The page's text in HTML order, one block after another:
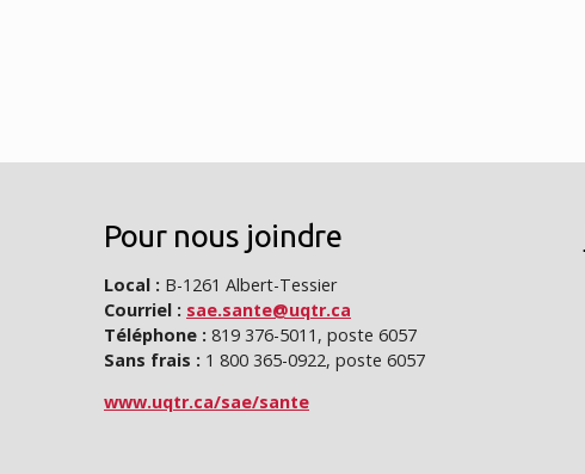
Pour nous joindre
Local : B-1261 Albert-Tessier
Courriel : sae.sante@uqtr.ca
Téléphone : 819 376-5011, poste 6057
Sans frais : 1 800 365-0922, poste 6057
www.uqtr.ca/sae/sante